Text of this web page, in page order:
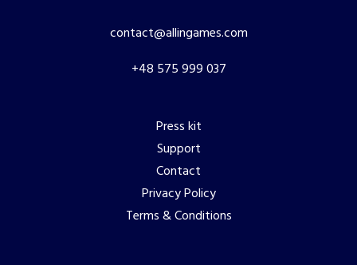
contact@allingames.com
+48 575 999 037
Press kit
Support
Contact
Privacy Policy
Terms & Conditions